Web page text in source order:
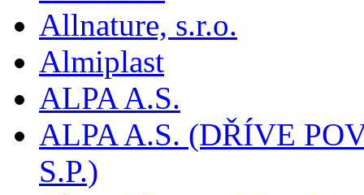
Allnature, s.r.o.
Almiplast
ALPA A.S.
ALPA A.S. (DŘÍVE
S.P.)